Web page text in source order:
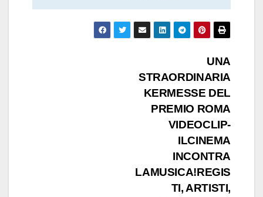
UNA
STRAORDINARIA
KERMESSE DEL
PREMIO ROMA
VIDEOCLIP-
ILCINEMA
INCONTRA
LAMUSICA!REGIS
TI, ARTISTI,